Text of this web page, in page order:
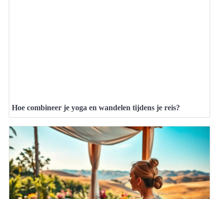
Hoe combineer je yoga en wandelen tijdens je reis?